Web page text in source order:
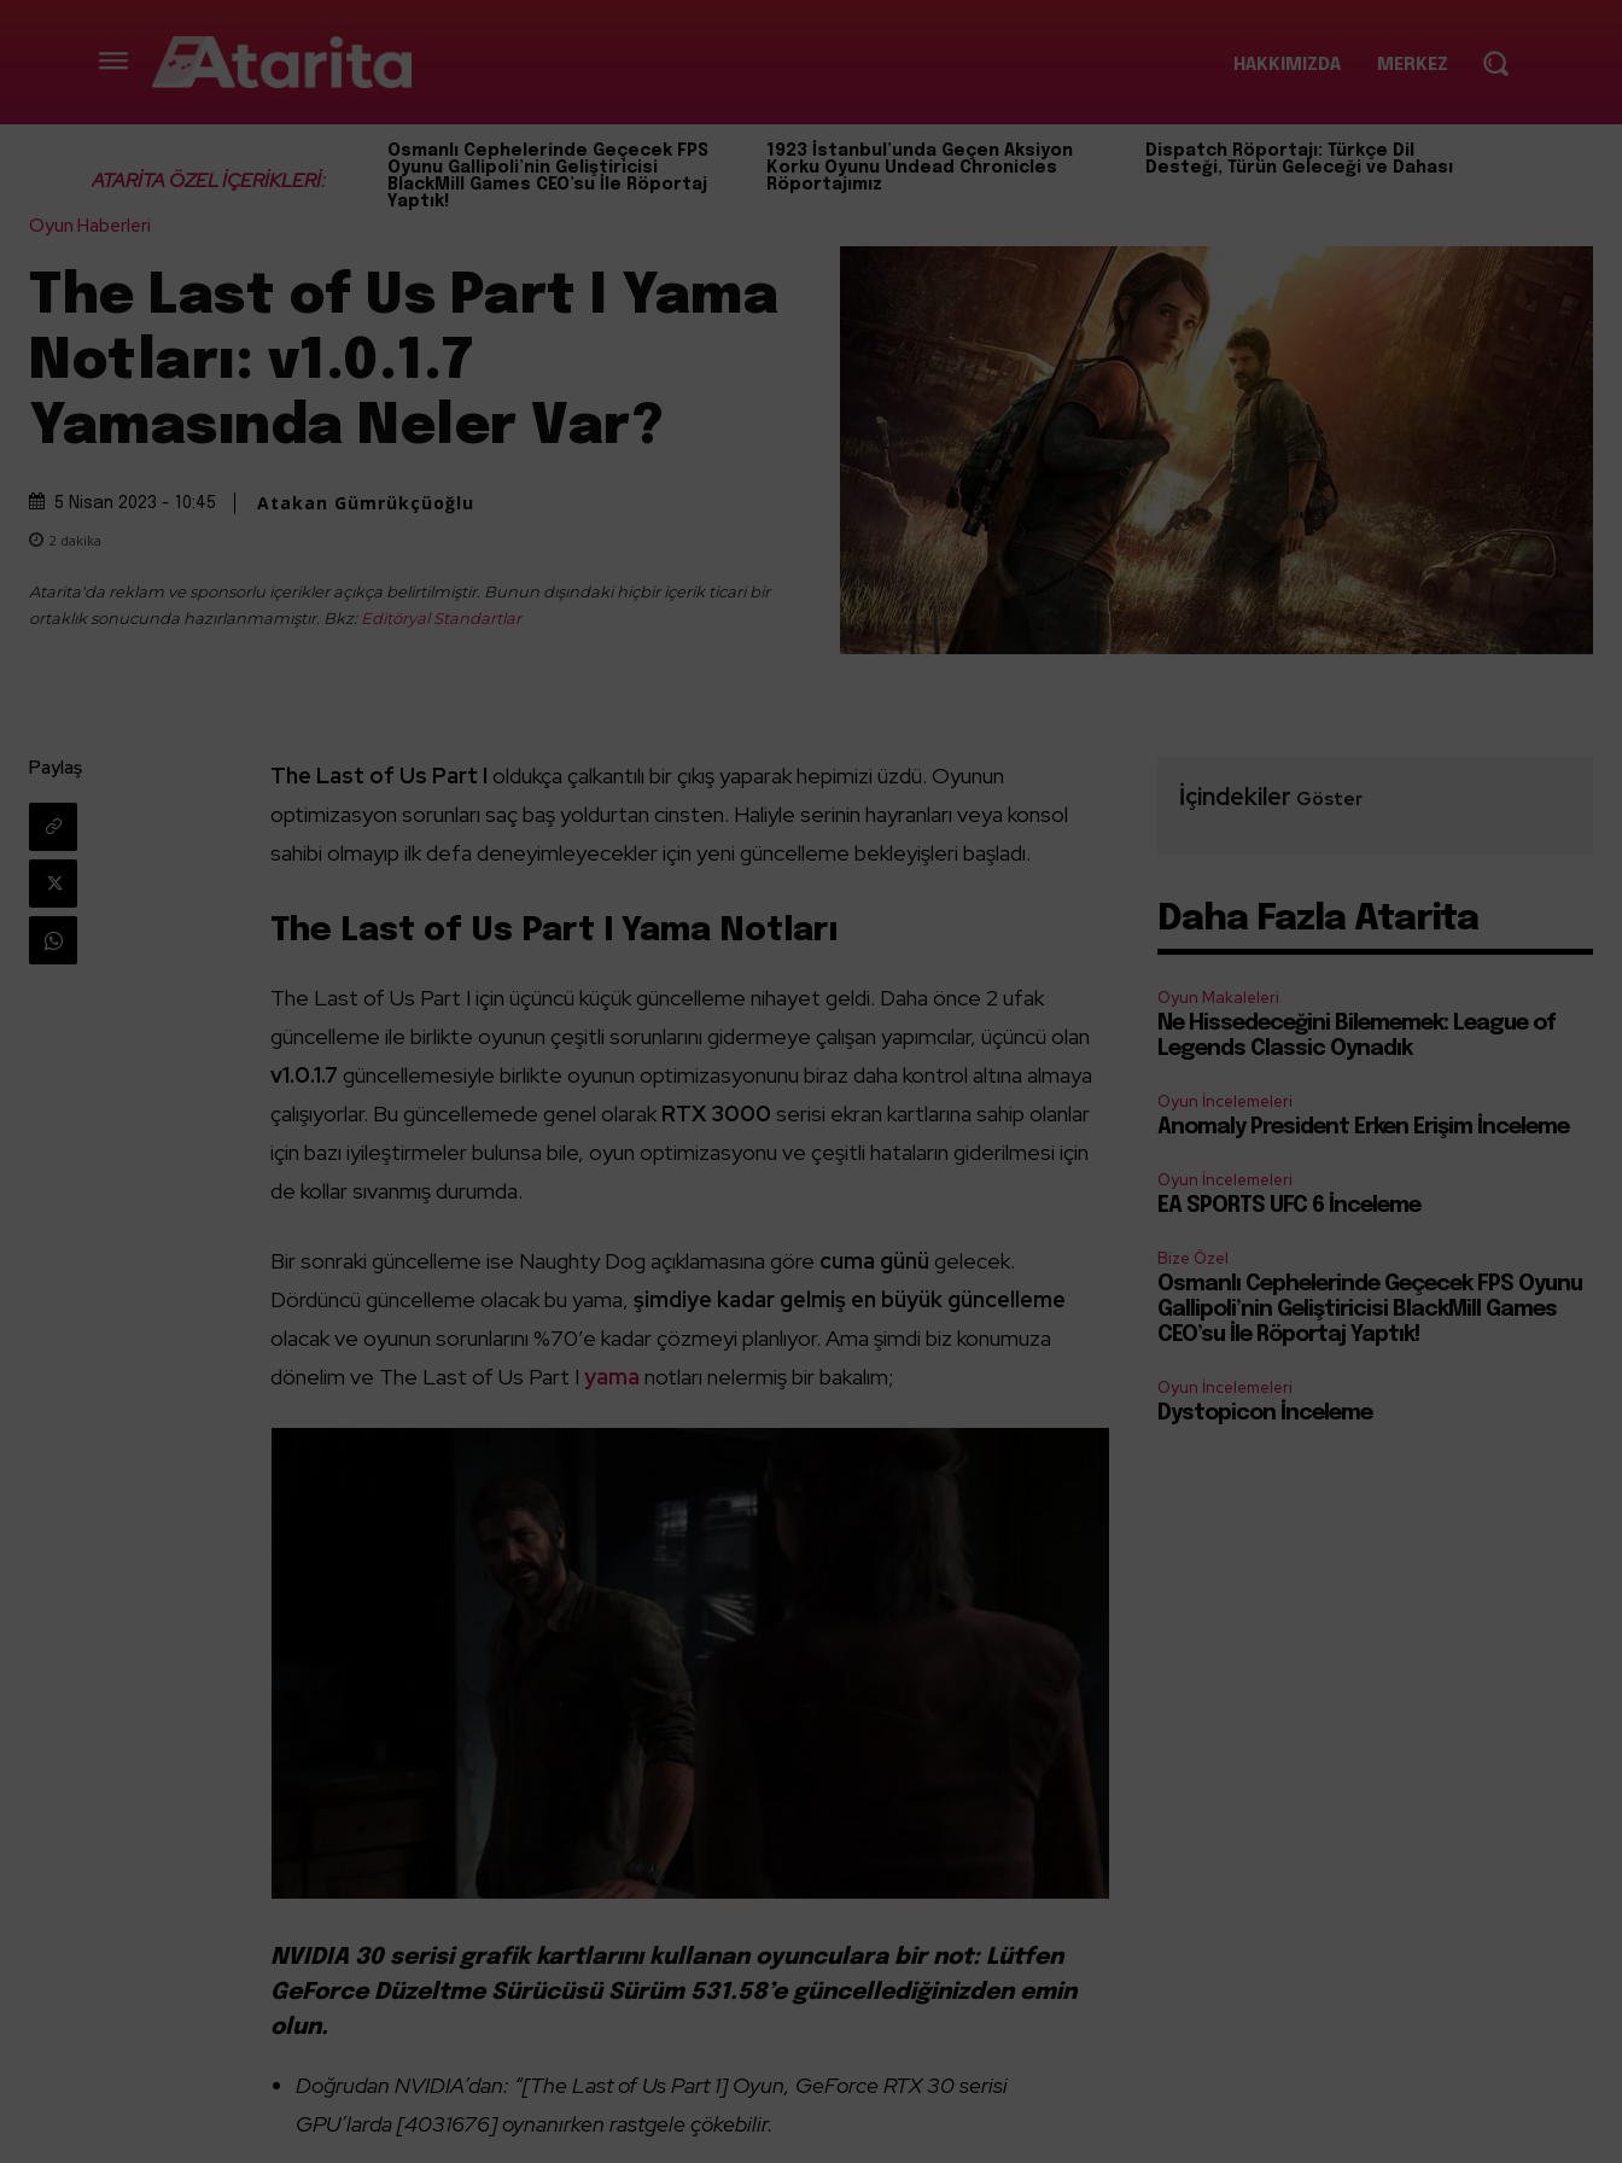
HAKKIMIZDA MERKEZ
ATARİTA ÖZEL İÇERİKLERİ:
Osmanlı Cephelerinde Geçecek FPS
Oyunu Gallipoli’nin Geliştiricisi
BlackMill Games CEO’su İle Röportaj
Yaptık!
1923 İstanbul’unda Geçen Aksiyon
Korku Oyunu Undead Chronicles
Röportajımız
Dispatch Röportajı: Türkçe Dil
Desteği, Türün Geleceği ve Dahası
Oyun Haberleri
The Last of Us Part I Yama
Notları: v1.0.1.7
Yamasında Neler Var?
5 Nisan 2023 - 10:45 Atakan Gümrükçüoğlu
2 dakika
Atarita'da reklam ve sponsorlu içerikler açıkça belirtilmiştir. Bunun dışındaki hiçbir içerik ticari bir
ortaklık sonucunda hazırlanmamıştır. Bkz: Editöryal Standartlar
Paylaş The Last of Us Part I oldukça çalkantılı bir çıkış yaparak hepimizi üzdü. Oyunun
optimizasyon sorunları saç baş yoldurtan cinsten. Haliyle serinin hayranları veya konsol
sahibi olmayıp ilk defa deneyimleyecekler için yeni güncelleme bekleyişleri başladı.
The Last of Us Part I Yama Notları
The Last of Us Part I için üçüncü küçük güncelleme nihayet geldi. Daha önce 2 ufak
güncelleme ile birlikte oyunun çeşitli sorunlarını gidermeye çalışan yapımcılar, üçüncü olan
v1.0.1.7 güncellemesiyle birlikte oyunun optimizasyonunu biraz daha kontrol altına almaya
çalışıyorlar. Bu güncellemede genel olarak RTX 3000 serisi ekran kartlarına sahip olanlar
için bazı iyileştirmeler bulunsa bile, oyun optimizasyonu ve çeşitli hataların giderilmesi için
de kollar sıvanmış durumda.
Bir sonraki güncelleme ise Naughty Dog açıklamasına göre cuma günü gelecek.
Dördüncü güncelleme olacak bu yama,şimdiye kadar gelmiş en büyük güncelleme
olacak ve oyunun sorunlarını %70’e kadar çözmeyi planlıyor. Ama şimdi biz konumuza
dönelim ve The Last of Us Part Iyama notları nelermiş bir bakalım;
NVIDIA 30 serisi grafik kartlarını kullanan oyunculara bir not: Lütfen
GeForce Düzeltme Sürücüsü Sürüm 531.58’e güncellediğinizden emin
olun.
Doğrudan NVIDIA’dan: “[The Last of Us Part 1] Oyun, GeForce RTX 30 serisi
GPU’larda [4031676] oynanırken rastgele çökebilir.
İçindekiler Göster
Daha Fazla Atarita
Oyun Makaleleri
Ne Hissedeceğini Bilememek: League of
Legends Classic Oynadık
Oyun İncelemeleri
Anomaly President Erken Erişim İnceleme
Oyun İncelemeleri
EA SPORTS UFC 6 İnceleme
Bize Özel
Osmanlı Cephelerinde Geçecek FPS Oyunu
Gallipoli’nin Geliştiricisi BlackMill Games
CEO’su İle Röportaj Yaptık!
Oyun İncelemeleri
Dystopicon İnceleme